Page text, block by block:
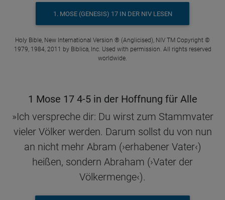
1. MOSE (GENESIS) 17 IN DER NIV LESEN
Holy Bible, New International Version ® (Anglicised), NIV TM Copyright ©
1979, 1984, 2011 by Biblica, Inc. Used with permission. All rights reserved
worldwide.
1 Mose 17 4-5 in der Hoffnung für Alle
»Ich verspreche dir: Du wirst zum Stammvater
vieler Völker werden. Darum sollst du von nun
an nicht mehr Abram (›erhabener Vater‹)
heißen, sondern Abraham (›Vater der
Völkermenge‹).